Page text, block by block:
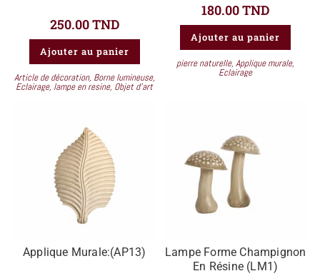
250.00TND
Ajouter au panier
Article de décoration, Borne lumineuse,
Eclairage, lampe en resine, Objet d'art
180.00TND
Ajouter au panier
pierre naturelle,Applique murale,
Eclairage
Applique Murale:(AP13)
Lampe Forme Champignon
En Résine (LM1)